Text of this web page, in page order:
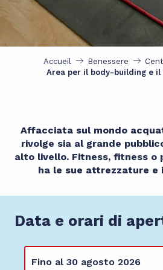
Accueil Benessere
Area per il body-building e
Affacciata sul mondo
rivolge sia al grande
alto livello. Fitness, fitness o
ha le sue attrezzature e
Data e orari di
Fino al 30 agosto 2026